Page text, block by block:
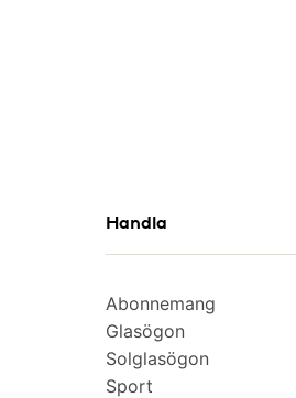
Handla
Abonnemang
Glasögon
Solglasögon
Sport